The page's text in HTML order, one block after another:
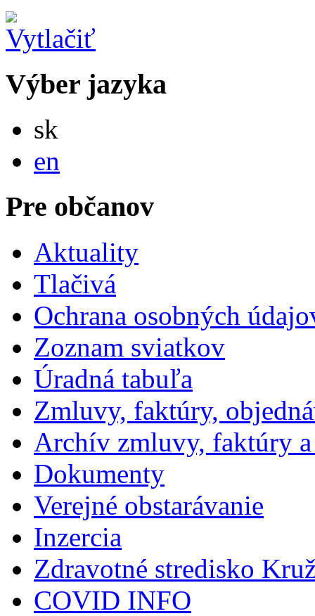
Výber jazyka
sk
en
Pre občanov
Aktuality
Tlačivá
Ochrana osobných
Zoznam sviatkov
Úradná tabuľa
Zmluvy, faktúry,
Archív zmluvy, faktúry
Dokumenty
Verejné obstarávanie
Inzercia
Zdravotné stredisko
COVID INFO